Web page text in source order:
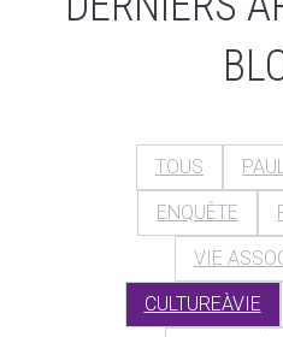
TOUS
ENQUÊTE
VIE
CULTUREÀVIE